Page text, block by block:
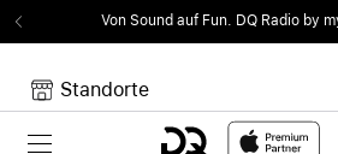
Von Sound auf Fun. DQ Radio by
Standorte
Toggle navigation